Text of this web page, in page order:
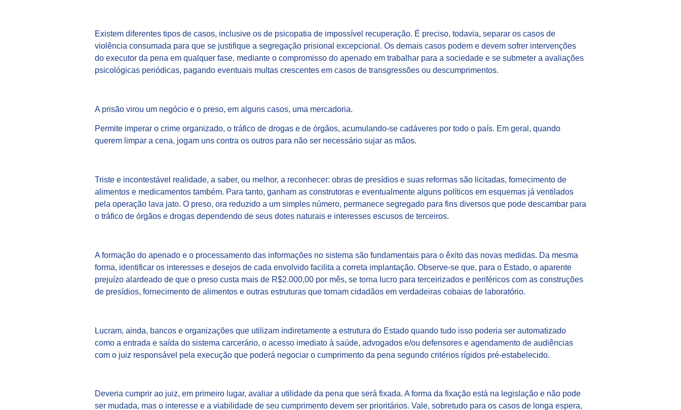
Existem diferentes tipos de casos, inclusive os de psicopatia de impossível recuperação. É preciso, todavia, separar os casos de
violência consumada para que se justifique a segregação prisional excepcional. Os demais casos podem e devem sofrer intervenções
do executor da pena em qualquer fase, mediante o compromisso do apenado em trabalhar para a sociedade e se submeter a avaliações
psicológicas periódicas, pagando eventuais multas crescentes em casos de transgressões ou descumprimentos.
A prisão virou um negócio e o preso, em alguns casos, uma mercadoria.
Permite imperar o crime organizado, o tráfico de drogas e de órgãos, acumulando-se cadáveres por todo o país. Em geral, quando
querem limpar a cena, jogam uns contra os outros para não ser necessário sujar as mãos.
Triste e incontestável realidade, a saber, ou melhor, a reconhecer: obras de presídios e suas reformas são licitadas, fornecimento de
alimentos e medicamentos também. Para tanto, ganham as construtoras e eventualmente alguns políticos em esquemas já ventilados
pela operação lava jato. O preso, ora reduzido a um simples número, permanece segregado para fins diversos que pode descambar para
o tráfico de órgãos e drogas dependendo de seus dotes naturais e interesses escusos de terceiros.
A formação do apenado e o processamento das informações no sistema são fundamentais para o êxito das novas medidas. Da mesma
forma, identificar os interesses e desejos de cada envolvido facilita a correta implantação. Observe-se que, para o Estado, o aparente
prejuízo alardeado de que o preso custa mais de R$2.000,00 por mês, se torna lucro para terceirizados e periféricos com as construções
de presídios, fornecimento de alimentos e outras estruturas que tornam cidadãos em verdadeiras cobaias de laboratório.
Lucram, ainda, bancos e organizações que utilizam indiretamente a estrutura do Estado quando tudo isso poderia ser automatizado
como a entrada e saída do sistema carcerário, o acesso imediato à saúde, advogados e/ou defensores e agendamento de audiências
com o juiz responsável pela execução que poderá negociar o cumprimento da pena segundo critérios rígidos pré-estabelecido.
Deveria cumprir ao juiz, em primeiro lugar, avaliar a utilidade da pena que será fixada. A forma da fixação está na legislação e não pode
ser mudada, mas o interesse e a viabilidade de seu cumprimento devem ser prioritários. Vale, sobretudo para os casos de longa espera,